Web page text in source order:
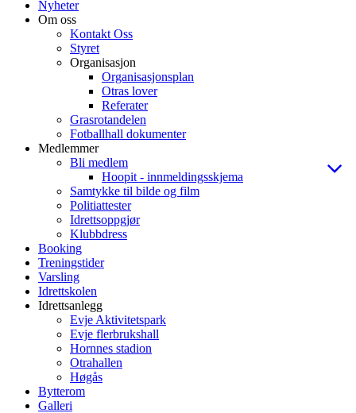
Nyheter
Om oss
Kontakt Oss
Styret
Organisasjon
Organisasjonsplan
Otras lover
Referater
Grasrotandelen
Fotballhall dokumenter
Medlemmer
Bli medlem
Hoopit - innmeldingsskjema
Samtykke til bilde og film
Politiattester
Idrettsoppgjør
Klubbdress
Booking
Treningstider
Varsling
Idrettskolen
Idrettsanlegg
Evje Aktivitetspark
Evje flerbrukshall
Hornnes stadion
Otrahallen
Høgås
Bytterom
Galleri